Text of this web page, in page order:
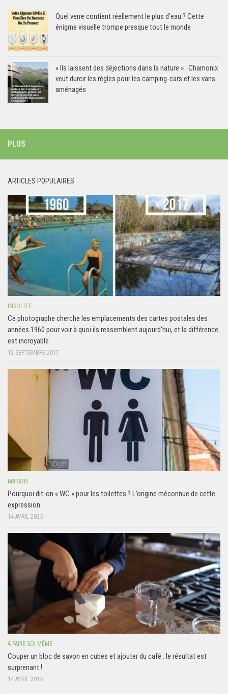
Quel verre contient réellement le plus d’eau ? Cette
énigme visuelle trompe presque tout le monde
« Ils laissent des déjections dans la nature » : Chamonix
veut durcir les règles pour les camping-cars et les vans
aménagés
PLUS
ARTICLES POPULAIRES
INSOLITE
Ce photographe cherche les emplacements des cartes postales des
années 1960 pour voir à quoi ils ressemblent aujourd’hui, et la différence
est incroyable
12 SEPTEMBRE 2017
MAISON
Pourquoi dit-on « WC » pour les toilettes ? L’origine méconnue de cette
expression
14 AVRIL 2025
A FAIRE SOI MÊME
Couper un bloc de savon en cubes et ajouter du café : le résultat est
surprenant !
14 AVRIL 2015